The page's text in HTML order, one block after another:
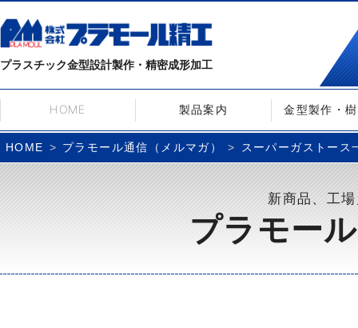
プラスチック金型設計製作・精密成形加工
HOME 製品案内 金型製作・
HOME プラモール通信（メルマガ） スーパーガストー
新商品、工
プラモー